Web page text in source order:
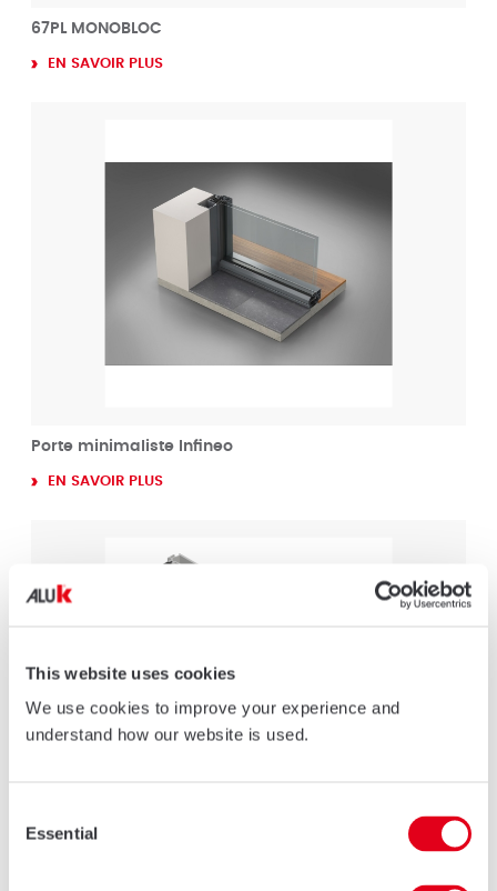
This website uses cookies
We use cookies to improve your experience and
understand how our website is used.
Selection
Essential
67PL MONOBLOC
EN SAVOIR PLUS
Porte minimaliste Infineo
EN SAVOIR PLUS